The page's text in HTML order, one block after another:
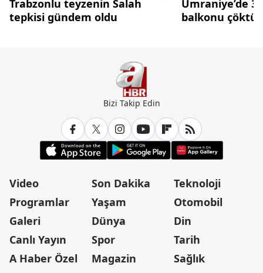
Trabzonlu teyzenin Salah
tepkisi gündem oldu
Ümraniye’de 3
balkonu çöktü
Bizi Takip Edin
Video
Programlar
Galeri
Canlı Yayın
A Haber Özel
Son Dakika
Yaşam
Dünya
Spor
Magazin
Teknoloji
Otomobil
Din
Tarih
Sağlık